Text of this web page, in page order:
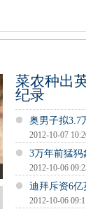
菜农种出
纪录
奥男子拟3.7
2012-10-07
3万年前猛
2012-10-06
迪拜斥资6
2012-10-06